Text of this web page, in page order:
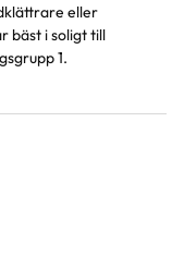
eller
bäst i soligt till
1.